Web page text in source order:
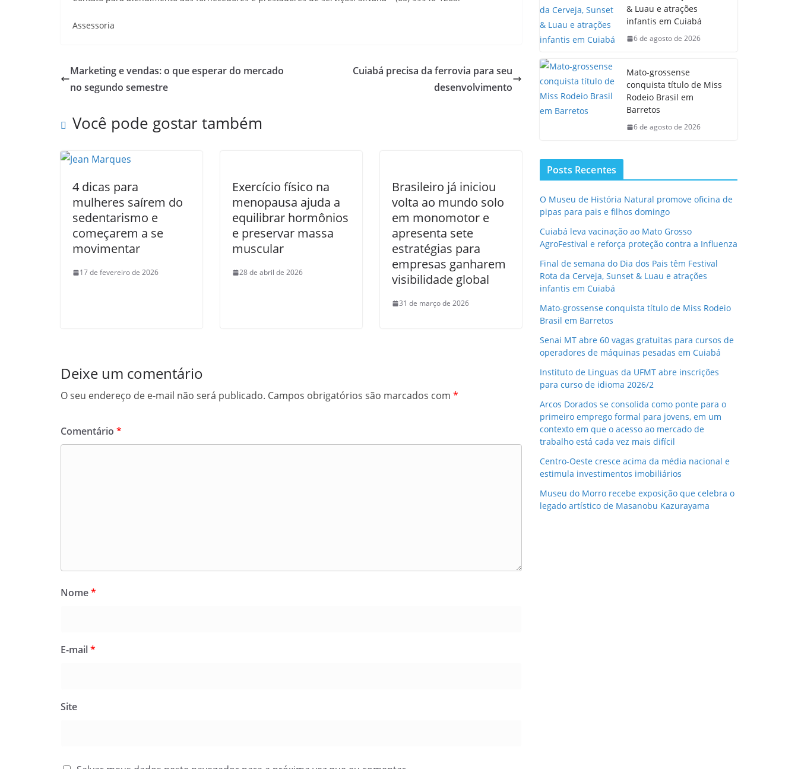
Assessoria
Marketing e vendas: o que esperar do mercado
no segundo semestre
Cuiabá precisa da ferrovia para seu
desenvolvimento
Você pode gostar também
4 dicas para
mulheres saírem do
sedentarismo e
começarem a se
movimentar
17 de fevereiro de 2026
Exercício físico na
menopausa ajuda a
equilibrar hormônios
e preservar massa
muscular
28 de abril de 2026
Brasileiro já iniciou
volta ao mundo solo
em monomotor e
apresenta sete
estratégias para
empresas ganharem
visibilidade global
31 de março de 2026
Deixe um comentário
O seu endereço de e-mail não será publicado. Campos obrigatórios são marcados com *
Comentário *
Nome*
E-mail*
Site
& Luau e atrações
infantis em Cuiabá
6 de agosto de 2026
Mato-grossense
conquista título de Miss
Rodeio Brasil em
Barretos
6 de agosto de 2026
Posts Recentes
O Museu de História Natural promove oficina de
pipas para pais e filhos domingo
Cuiabá leva vacinação ao Mato Grosso
AgroFestival e reforça proteção contra a Influenza
Final de semana do Dia dos Pais têm Festival
Rota da Cerveja, Sunset & Luau e atrações
infantis em Cuiabá
Mato-grossense conquista título de Miss Rodeio
Brasil em Barretos
Senai MT abre 60 vagas gratuitas para cursos de
operadores de máquinas pesadas em Cuiabá
Instituto de Linguas da UFMT abre inscrições
para curso de idioma 2026/2
Arcos Dorados se consolida como ponte para o
primeiro emprego formal para jovens, em um
contexto em que o acesso ao mercado de
trabalho está cada vez mais difícil
Centro-Oeste cresce acima da média nacional e
estimula investimentos imobiliários
Museu do Morro recebe exposição que celebra o
legado artístico de Masanobu Kazurayama